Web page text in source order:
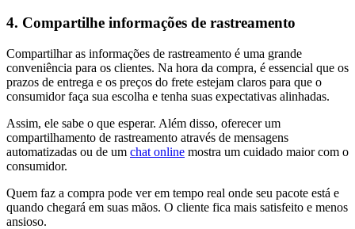
4. Compartilhe informações de rastreamento
Compartilhar as informações de rastreamento é uma grande
conveniência para os clientes. Na hora da compra, é essencial que os
prazos de entrega e os preços do frete estejam claros para que o
consumidor faça sua escolha e tenha suas expectativas alinhadas.
Assim, ele sabe o que esperar. Além disso, oferecer um
compartilhamento de rastreamento através de mensagens
automatizadas ou de um chat online mostra um cuidado maior com o
consumidor.
Quem faz a compra pode ver em tempo real onde seu pacote está e
quando chegará em suas mãos. O cliente fica mais satisfeito e menos
ansioso.